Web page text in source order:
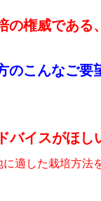
の権威であ
こんなご要
イスがほし
適した栽培方法